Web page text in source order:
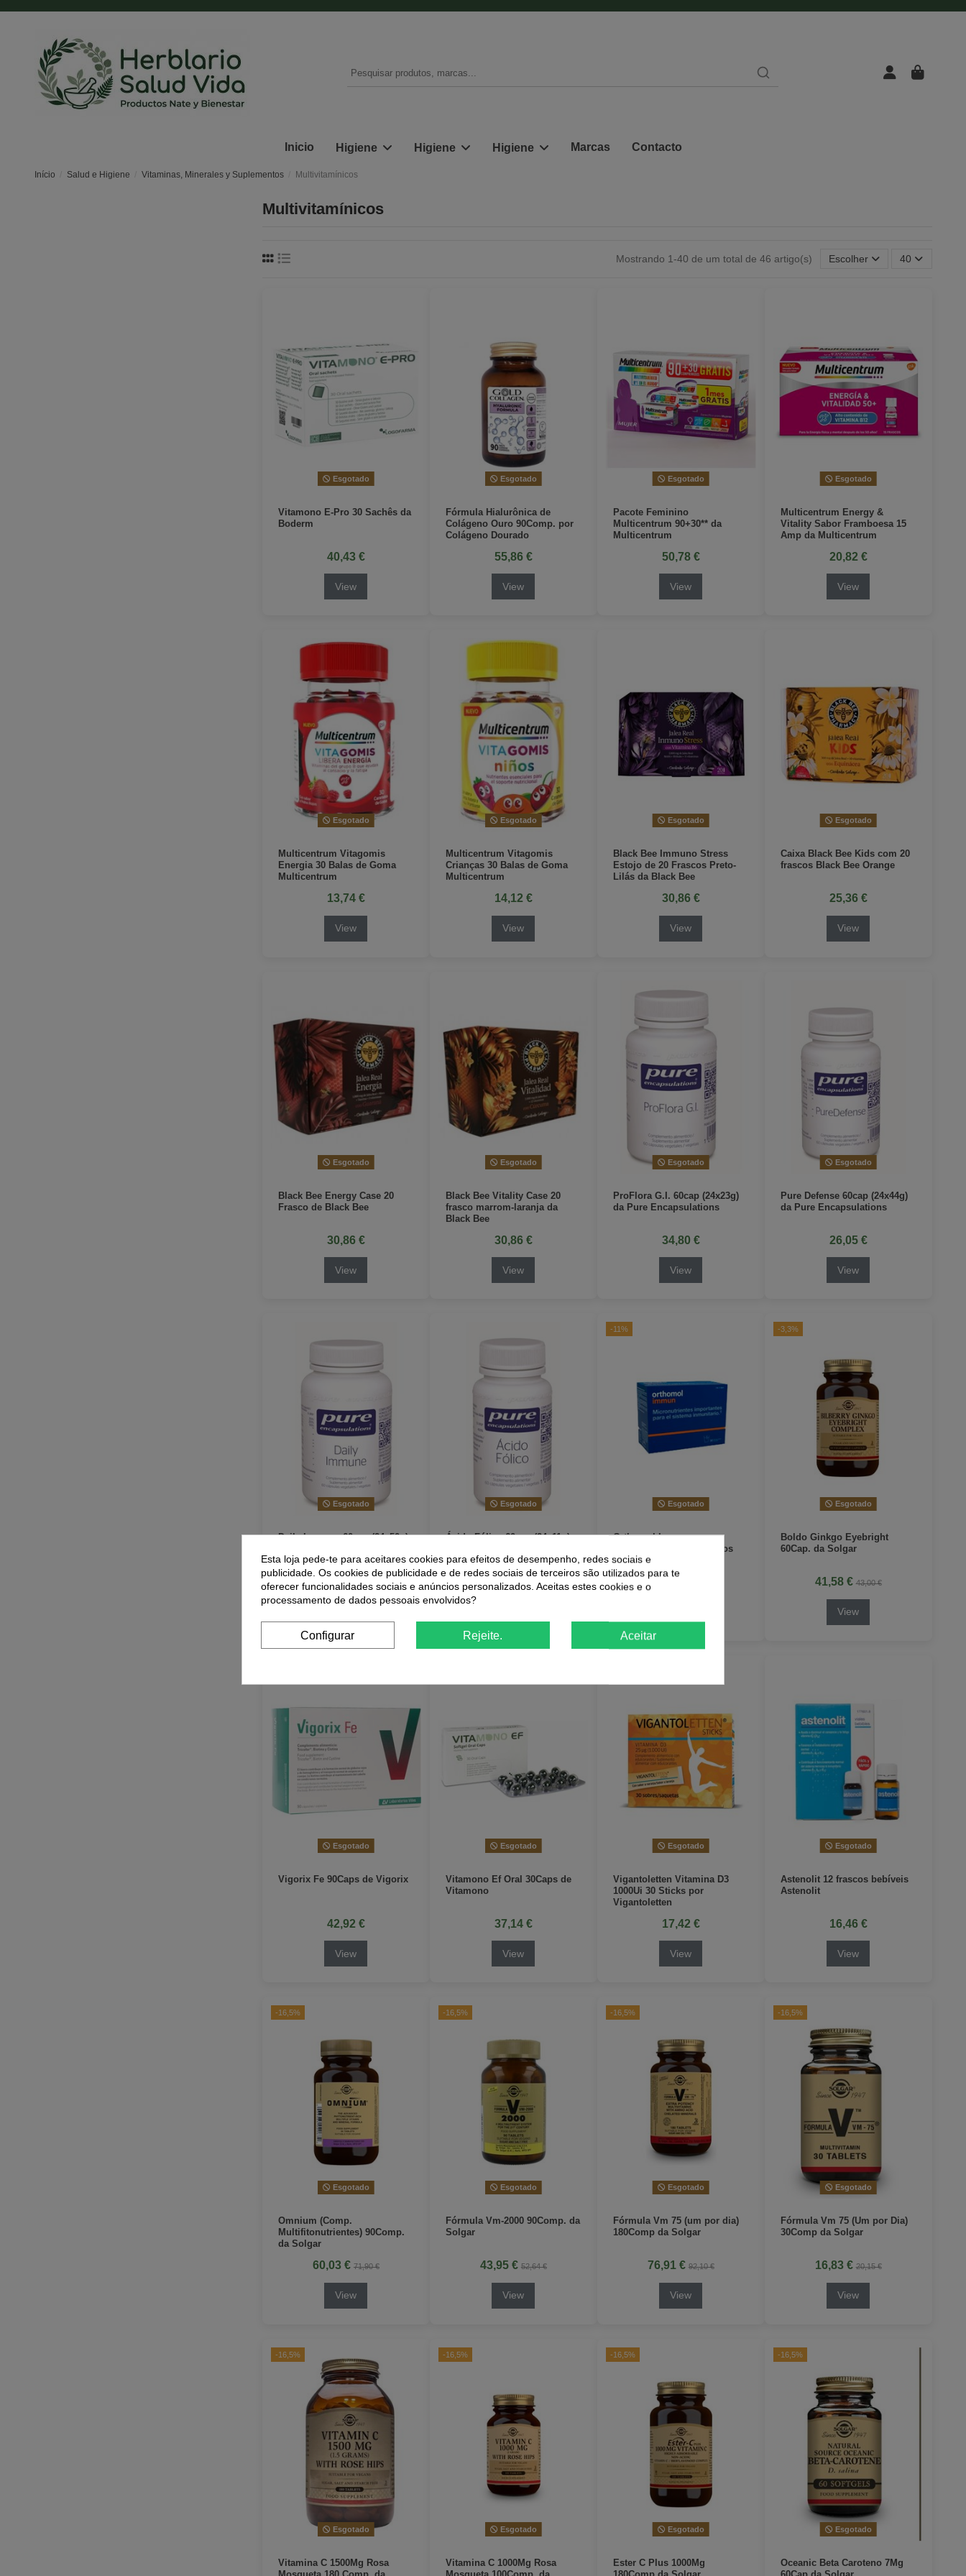
Inicio Higiene Higiene Higiene Marcas Contacto
Início Salud e Higiene Vitaminas, Minerales y Suplementos Multivitamínicos
Multivitamínicos
Mostrando 1-40 de um total de 46 artigo(s) Escolher 40
Esgotado
Vitamono E-Pro 30 Sachês da
Boderm
40,43 €
View
Esgotado
Fórmula Hialurônica de
Colágeno Ouro 90Comp. por
Colágeno Dourado
55,86 €
View
Esgotado
Pacote Feminino
Multicentrum 90+30** da
Multicentrum
50,78 €
View
Esgotado
Multicentrum Energy &
Vitality Sabor Framboesa 15
Amp da Multicentrum
20,82 €
View
Esgotado
Multicentrum Vitagomis
Energia 30 Balas de Goma
Multicentrum
13,74 €
View
Esgotado
Multicentrum Vitagomis
Crianças 30 Balas de Goma
Multicentrum
14,12 €
View
Esgotado
Black Bee Immuno Stress
Estojo de 20 Frascos Preto-
Lilás da Black Bee
30,86 €
View
Esgotado
Caixa Black Bee Kids com 20
frascos Black Bee Orange
25,36 €
View
Esgotado
Black Bee Energy Case 20
Frasco de Black Bee
30,86 €
View
Esgotado
Black Bee Vitality Case 20
frasco marrom-laranja da
Black Bee
30,86 €
View
Esgotado
ProFlora G.I. 60cap (24x23g)
da Pure Encapsulations
34,80 €
View
Esgotado
Pure Defense 60cap (24x44g)
da Pure Encapsulations
26,05 €
View
Esgotado
Daily Immune 60cap (24x50g)
39,20 €
Esgotado
Ácido Fólico 60cap (24x11g)
14,10 €
-11%
Esgotado
Orthomol Immun
30Sbrs.Orthomol Grânulos
56,95 €
-3,3%
Esgotado
Boldo Ginkgo Eyebright
60Cap. da Solgar
41,58 €43,00 €
View
Esgotado
Vigorix Fe 90Caps de Vigorix
42,92 €
View
Esgotado
Vitamono Ef Oral 30Caps de
Vitamono
37,14 €
View
Esgotado
Vigantoletten Vitamina D3
1000Ui 30 Sticks por
Vigantoletten
17,42 €
View
Esgotado
Astenolit 12 frascos bebíveis
Astenolit
16,46 €
View
-16,5%
Esgotado
Omnium (Comp.
Multifitonutrientes) 90Comp.
da Solgar
60,03 € 71,90 €
View
-16,5%
Esgotado
Fórmula Vm-2000 90Comp. da
Solgar
43,95 € 52,64 €
View
-16,5%
Esgotado
Fórmula Vm 75 (um por dia)
180Comp da Solgar
76,91 € 92,10 €
View
-16,5%
Esgotado
Fórmula Vm 75 (Um por Dia)
30Comp da Solgar
16,83 €20,15 €
View
-16,5%
Esgotado
Vitamina C 1500Mg Rosa
-16,5%
Esgotado
Vitamina C 1000Mg Rosa
-16,5%
Esgotado
Ester C Plus 1000Mg
-16,5%
Esgotado
Oceanic Beta Caroteno 7Mg
Esta loja pede-te para aceitares cookies para efeitos de desempenho, redes sociais e
publicidade. Os cookies de publicidade e de redes sociais de terceiros são utilizados para te
oferecer funcionalidades sociais e anúncios personalizados. Aceitas estes cookies e o
processamento de dados pessoais envolvidos?
Configurar Rejeite. Aceitar